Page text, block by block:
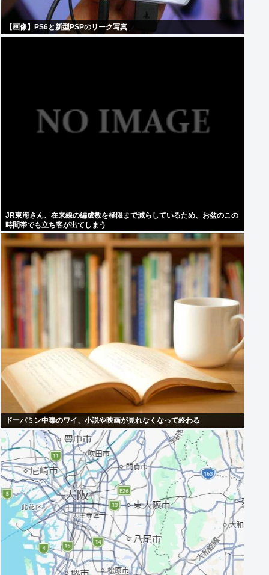
【画像】PS6と新型PSPのリーク写真
JR東海さん、在来線の編成数を極限まで減らしているため、お盆のこの
時間帯でも立ち客が出てしまう
ドーパミン中毒のワイ、小説や映画が見れなくなって終わる